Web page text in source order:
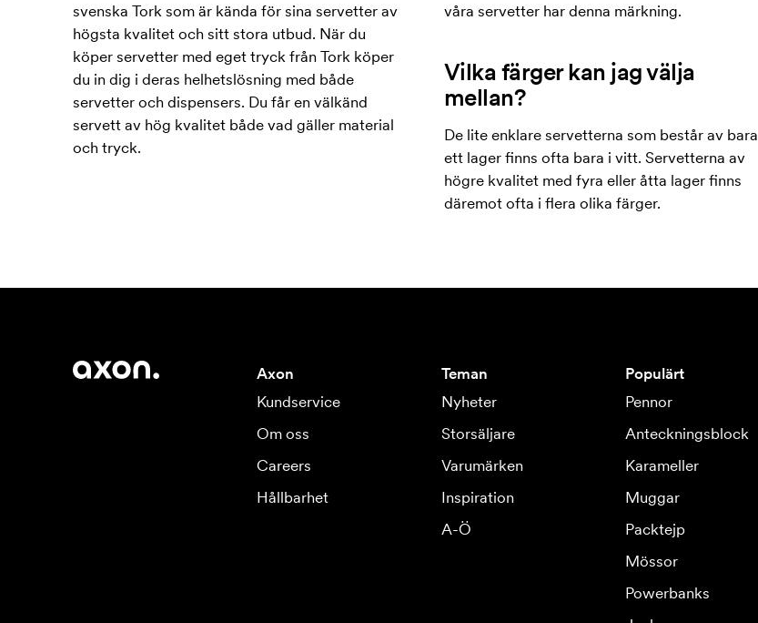
svenska Tork som är kända för sina servetter av
högsta kvalitet och sitt stora utbud. När du
köper servetter med eget tryck från Tork köper
du in dig i deras helhetslösning med både
servetter och dispensers. Du får en välkänd
servett av hög kvalitet både vad gäller material
och tryck.
våra servetter har denna märkning.
Vilka färger kan jag välja
mellan?
De lite enklare servetterna som består av bara
ett lager finns ofta bara i vitt. Servetterna av
högre kvalitet med fyra eller åtta lager finns
däremot ofta i flera olika färger.
Axon
Kundservice
Om oss
Careers
Hållbarhet
Teman
Nyheter
Storsäljare
Varumärken
Inspiration
A-Ö
Populärt
Pennor
Anteckningsblock
Karameller
Muggar
Packtejp
Mössor
Powerbanks